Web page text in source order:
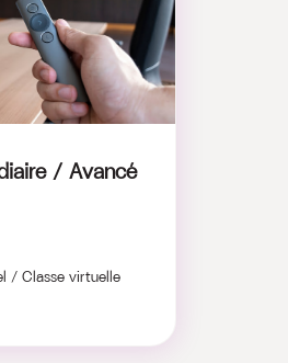
/ Avancé
/ Classe virtuelle